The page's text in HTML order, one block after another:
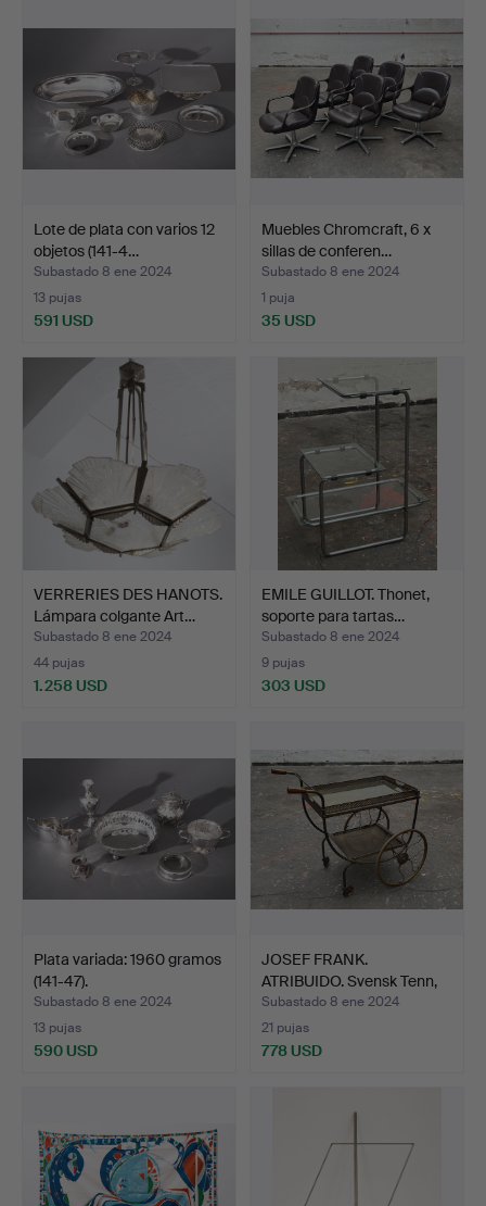
Lote de plata con varios 12
objetos (141-4…
Subastado 8 ene 2024
13 pujas
591 USD
Muebles Chromcraft, 6 x
sillas de conferen…
Subastado 8 ene 2024
1 puja
35 USD
VERRERIES DES HANOTS.
Lámpara colgante Art…
Subastado 8 ene 2024
44 pujas
1.258 USD
EMILE GUILLOT. Thonet,
soporte para tartas…
Subastado 8 ene 2024
9 pujas
303 USD
Plata variada: 1960 gramos
(141-47).
Subastado 8 ene 2024
13 pujas
590 USD
JOSEF FRANK.
ATRIBUIDO. Svensk Tenn,
carri…
Subastado 8 ene 2024
21 pujas
778 USD